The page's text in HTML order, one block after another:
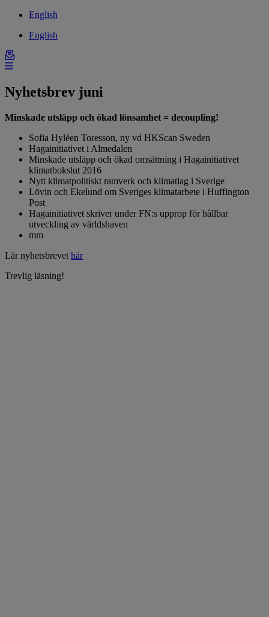
English
English
Nyhetsbrev juni
Minskade utsläpp och ökad lönsamhet = decoupling!
Sofia Hyléen Toresson, ny vd HKScan Sweden
Hagainitiativet i Almedalen
Minskade utsläpp och ökad omsättning i Hagainitiativet
klimatbokslut 2016
Nytt klimatpolitiskt ramverk och klimatlag i Sverige
Lövin och Ekelund om Sveriges klimatarbete i Huffington
Post
Hagainitiativet skriver under FN:s upprop för hållbar
utveckling av världshaven
mm
Lär nyhetsbrevet här
Trevlig läsning!